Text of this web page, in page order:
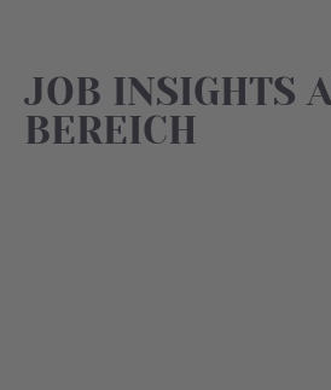
JOB INSIGHTS
BEREICH